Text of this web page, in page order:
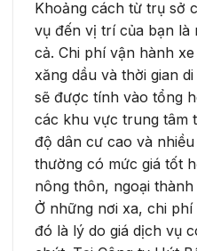
Khoảng cách từ trụ sở
vụ đến vị trí của bạn là
cả. Chi phí vận hành
xăng dầu và thời gian
sẽ được tính vào tổng
các khu vực trung tâm
độ dân cư cao và
thường có mức giá tốt
nông thôn, ngoại
Ở những nơi xa, chi
đó là lý do giá dịch vụ